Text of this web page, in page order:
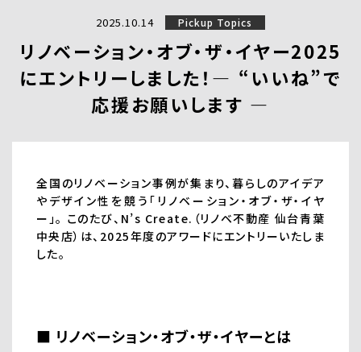
2025.10.14 Pickup Topics
リノベーション・オブ・ザ・イヤー2025
にエントリーしました！― “いいね”で
応援お願いします ―
全国のリノベーション事例が集まり、暮らしのアイデア
やデザイン性を競う「リノベーション・オブ・ザ・イヤ
ー」。 このたび、N’s Create.（リノベ不動産 仙台青葉
中央店）は、2025年度のアワードにエントリーいたしま
した。
■ リノベーション・オブ・ザ・イヤーとは